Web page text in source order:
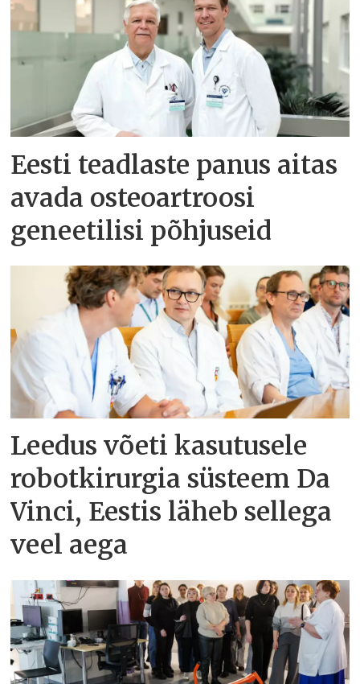
Eesti teadlaste panus aitas
avada osteoartroosi
geneetilisi põhjuseid
Leedus võeti kasutusele
robotkirurgia süsteem Da
Vinci, Eestis läheb sellega
veel aega